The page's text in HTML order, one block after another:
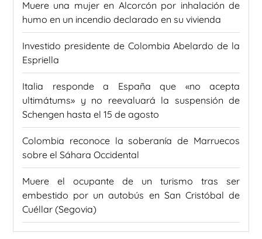
Muere una mujer en Alcorcón por inhalación de
humo en un incendio declarado en su vivienda
Investido presidente de Colombia Abelardo de la
Espriella
Italia responde a España que «no acepta
ultimátums» y no reevaluará la suspensión de
Schengen hasta el 15 de agosto
Colombia reconoce la soberanía de Marruecos
sobre el Sáhara Occidental
Muere el ocupante de un turismo tras ser
embestido por un autobús en San Cristóbal de
Cuéllar (Segovia)